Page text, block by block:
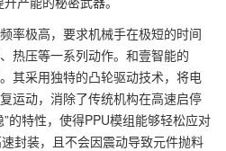
率极高，要求机械手在极短的时间
热压等一系列动作。和壹智能的
其采用独特的凸轮驱动技术，将电
运动，消除了传统机构在高速启停
”的特性，使得PPU模组能够轻松应对
封装，且不会因震动导致元件抛料